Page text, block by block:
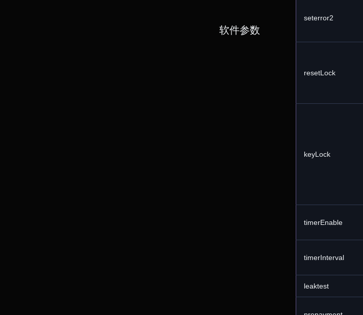
软件参数
seterror2
resetLock
keyLock
timerEnable
timerInterval
leaktest